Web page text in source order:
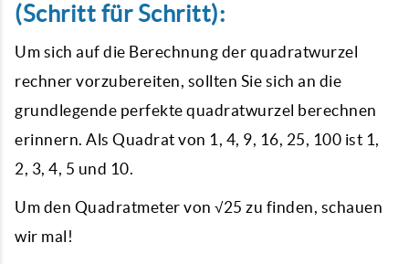
(Schritt für Schritt):
Um sich auf die Berechnung der quadratwurzel
rechner vorzubereiten, sollten Sie sich an die
grundlegende perfekte quadratwurzel berechnen
erinnern. Als Quadrat von 1, 4, 9, 16, 25, 100 ist 1,
2, 3, 4, 5 und 10.
Um den Quadratmeter von √25 zu finden, schauen
wir mal!